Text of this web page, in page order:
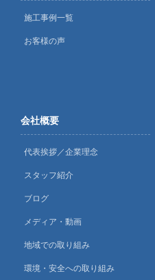
施工事例一覧
お客様の声
会社概要
代表挨拶／企業理念
スタッフ紹介
ブログ
メディア・動画
地域での取り組み
環境・安全への取り組み